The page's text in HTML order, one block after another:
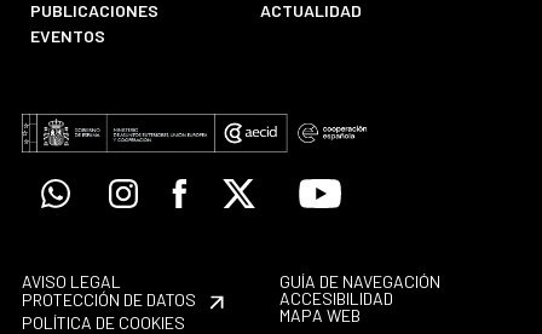
PUBLICACIONES
ACTUALIDAD
EVENTOS
WhatsappInstagramFacebook
X Youtube
AVISO LEGAL
PROTECCIÓN DE DATOS
POLÍTICA DE COOKIES
GUÍA DE NAVEGACIÓN
ACCESIBILIDAD
MAPA WEB